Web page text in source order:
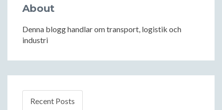
About
Denna blogg handlar om transport, logistik och
industri
Recent Posts